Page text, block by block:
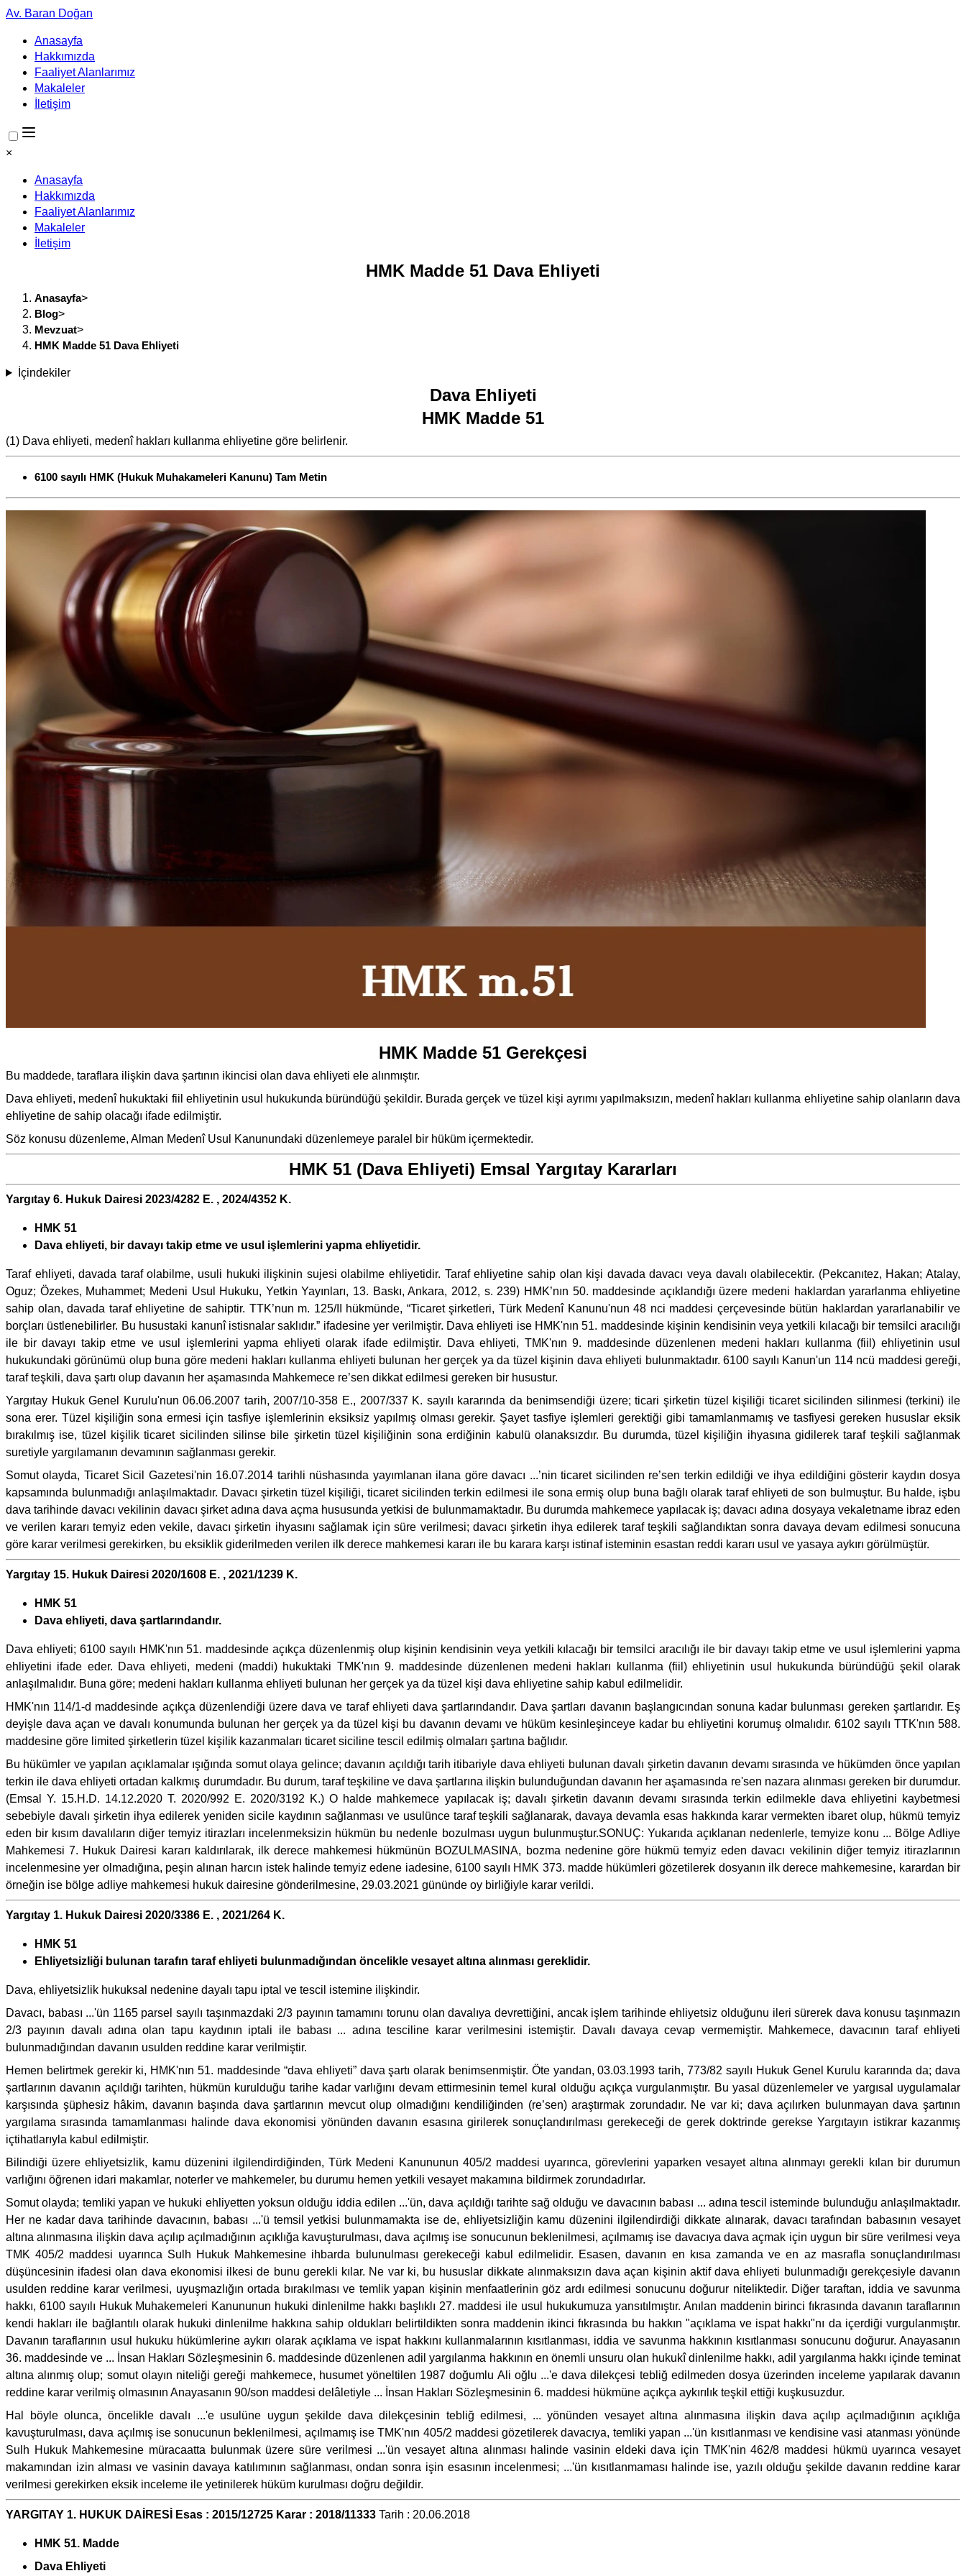
Av. Baran Doğan
Anasayfa
Hakkımızda
Faaliyet Alanlarımız
Makaleler
İletişim
×
Anasayfa
Hakkımızda
Faaliyet Alanlarımız
Makaleler
İletişim
HMK Madde 51 Dava Ehliyeti
Anasayfa>
Blog>
Mevzuat>
HMK Madde 51 Dava Ehliyeti
İçindekiler
Dava Ehliyeti
HMK Madde 51
(1) Dava ehliyeti, medenî hakları kullanma ehliyetine göre belirlenir.
6100 sayılı HMK (Hukuk Muhakameleri Kanunu) Tam Metin
HMK Madde 51 Gerekçesi
Bu maddede, taraflara ilişkin dava şartının ikincisi olan dava ehliyeti ele alınmıştır.
Dava ehliyeti, medenî hukuktaki fiil ehliyetinin usul hukukunda büründüğü şekildir. Burada gerçek ve tüzel kişi ayrımı yapılmaksızın, medenî hakları kullanma ehliyetine sahip olanların dava
ehliyetine de sahip olacağı ifade edilmiştir.
Söz konusu düzenleme, Alman Medenî Usul Kanunundaki düzenlemeye paralel bir hüküm içermektedir.
HMK 51 (Dava Ehliyeti) Emsal Yargıtay Kararları
Yargıtay 6. Hukuk Dairesi 2023/4282 E. , 2024/4352 K.
HMK 51
Dava ehliyeti, bir davayı takip etme ve usul işlemlerini yapma ehliyetidir.
Taraf ehliyeti, davada taraf olabilme, usuli hukuki ilişkinin sujesi olabilme ehliyetidir. Taraf ehliyetine sahip olan kişi davada davacı veya davalı olabilecektir. (Pekcanıtez, Hakan; Atalay,
Oguz; Özekes, Muhammet; Medeni Usul Hukuku, Yetkin Yayınları, 13. Baskı, Ankara, 2012, s. 239) HMK’nın 50. maddesinde açıklandığı üzere medeni haklardan yararlanma ehliyetine
sahip olan, davada taraf ehliyetine de sahiptir. TTK’nun m. 125/II hükmünde, “Ticaret şirketleri, Türk Medenî Kanunu'nun 48 nci maddesi çerçevesinde bütün haklardan yararlanabilir ve
borçları üstlenebilirler. Bu husustaki kanunî istisnalar saklıdır.” ifadesine yer verilmiştir. Dava ehliyeti ise HMK'nın 51. maddesinde kişinin kendisinin veya yetkili kılacağı bir temsilci aracılığı
ile bir davayı takip etme ve usul işlemlerini yapma ehliyeti olarak ifade edilmiştir. Dava ehliyeti, TMK'nın 9. maddesinde düzenlenen medeni hakları kullanma (fiil) ehliyetinin usul
hukukundaki görünümü olup buna göre medeni hakları kullanma ehliyeti bulunan her gerçek ya da tüzel kişinin dava ehliyeti bulunmaktadır. 6100 sayılı Kanun'un 114 ncü maddesi gereği,
taraf teşkili, dava şartı olup davanın her aşamasında Mahkemece re’sen dikkat edilmesi gereken bir husustur.
Yargıtay Hukuk Genel Kurulu'nun 06.06.2007 tarih, 2007/10-358 E., 2007/337 K. sayılı kararında da benimsendiği üzere; ticari şirketin tüzel kişiliği ticaret sicilinden silinmesi (terkini) ile
sona erer. Tüzel kişiliğin sona ermesi için tasfiye işlemlerinin eksiksiz yapılmış olması gerekir. Şayet tasfiye işlemleri gerektiği gibi tamamlanmamış ve tasfiyesi gereken hususlar eksik
bırakılmış ise, tüzel kişilik ticaret sicilinden silinse bile şirketin tüzel kişiliğinin sona erdiğinin kabulü olanaksızdır. Bu durumda, tüzel kişiliğin ihyasına gidilerek taraf teşkili sağlanmak
suretiyle yargılamanın devamının sağlanması gerekir.
Somut olayda, Ticaret Sicil Gazetesi'nin 16.07.2014 tarihli nüshasında yayımlanan ilana göre davacı ...’nin ticaret sicilinden re’sen terkin edildiği ve ihya edildiğini gösterir kaydın dosya
kapsamında bulunmadığı anlaşılmaktadır. Davacı şirketin tüzel kişiliği, ticaret sicilinden terkin edilmesi ile sona ermiş olup buna bağlı olarak taraf ehliyeti de son bulmuştur. Bu halde, işbu
dava tarihinde davacı vekilinin davacı şirket adına dava açma hususunda yetkisi de bulunmamaktadır. Bu durumda mahkemece yapılacak iş; davacı adına dosyaya vekaletname ibraz eden
ve verilen kararı temyiz eden vekile, davacı şirketin ihyasını sağlamak için süre verilmesi; davacı şirketin ihya edilerek taraf teşkili sağlandıktan sonra davaya devam edilmesi sonucuna
göre karar verilmesi gerekirken, bu eksiklik giderilmeden verilen ilk derece mahkemesi kararı ile bu karara karşı istinaf isteminin esastan reddi kararı usul ve yasaya aykırı görülmüştür.
Yargıtay 15. Hukuk Dairesi 2020/1608 E. , 2021/1239 K.
HMK 51
Dava ehliyeti, dava şartlarındandır.
Dava ehliyeti; 6100 sayılı HMK'nın 51. maddesinde açıkça düzenlenmiş olup kişinin kendisinin veya yetkili kılacağı bir temsilci aracılığı ile bir davayı takip etme ve usul işlemlerini yapma
ehliyetini ifade eder. Dava ehliyeti, medeni (maddi) hukuktaki TMK'nın 9. maddesinde düzenlenen medeni hakları kullanma (fiil) ehliyetinin usul hukukunda büründüğü şekil olarak
anlaşılmalıdır. Buna göre; medeni hakları kullanma ehliyeti bulunan her gerçek ya da tüzel kişi dava ehliyetine sahip kabul edilmelidir.
HMK'nın 114/1-d maddesinde açıkça düzenlendiği üzere dava ve taraf ehliyeti dava şartlarındandır. Dava şartları davanın başlangıcından sonuna kadar bulunması gereken şartlarıdır. Eş
deyişle dava açan ve davalı konumunda bulunan her gerçek ya da tüzel kişi bu davanın devamı ve hüküm kesinleşinceye kadar bu ehliyetini korumuş olmalıdır. 6102 sayılı TTK'nın 588.
maddesine göre limited şirketlerin tüzel kişilik kazanmaları ticaret siciline tescil edilmiş olmaları şartına bağlıdır.
Bu hükümler ve yapılan açıklamalar ışığında somut olaya gelince; davanın açıldığı tarih itibariyle dava ehliyeti bulunan davalı şirketin davanın devamı sırasında ve hükümden önce yapılan
terkin ile dava ehliyeti ortadan kalkmış durumdadır. Bu durum, taraf teşkiline ve dava şartlarına ilişkin bulunduğundan davanın her aşamasında re'sen nazara alınması gereken bir durumdur.
(Emsal Y. 15.H.D. 14.12.2020 T. 2020/992 E. 2020/3192 K.) O halde mahkemece yapılacak iş; davalı şirketin davanın devamı sırasında terkin edilmekle dava ehliyetini kaybetmesi
sebebiyle davalı şirketin ihya edilerek yeniden sicile kaydının sağlanması ve usulünce taraf teşkili sağlanarak, davaya devamla esas hakkında karar vermekten ibaret olup, hükmü temyiz
eden bir kısım davalıların diğer temyiz itirazları incelenmeksizin hükmün bu nedenle bozulması uygun bulunmuştur.SONUÇ: Yukarıda açıklanan nedenlerle, temyize konu ... Bölge Adliye
Mahkemesi 7. Hukuk Dairesi kararı kaldırılarak, ilk derece mahkemesi hükmünün BOZULMASINA, bozma nedenine göre hükmü temyiz eden davacı vekilinin diğer temyiz itirazlarının
incelenmesine yer olmadığına, peşin alınan harcın istek halinde temyiz edene iadesine, 6100 sayılı HMK 373. madde hükümleri gözetilerek dosyanın ilk derece mahkemesine, karardan bir
örneğin ise bölge adliye mahkemesi hukuk dairesine gönderilmesine, 29.03.2021 gününde oy birliğiyle karar verildi.
Yargıtay 1. Hukuk Dairesi 2020/3386 E. , 2021/264 K.
HMK 51
Ehliyetsizliği bulunan tarafın taraf ehliyeti bulunmadığından öncelikle vesayet altına alınması gereklidir.
Dava, ehliyetsizlik hukuksal nedenine dayalı tapu iptal ve tescil istemine ilişkindir.
Davacı, babası ...'ün 1165 parsel sayılı taşınmazdaki 2/3 payının tamamını torunu olan davalıya devrettiğini, ancak işlem tarihinde ehliyetsiz olduğunu ileri sürerek dava konusu taşınmazın
2/3 payının davalı adına olan tapu kaydının iptali ile babası ... adına tesciline karar verilmesini istemiştir. Davalı davaya cevap vermemiştir. Mahkemece, davacının taraf ehliyeti
bulunmadığından davanın usulden reddine karar verilmiştir.
Hemen belirtmek gerekir ki, HMK'nın 51. maddesinde “dava ehliyeti” dava şartı olarak benimsenmiştir. Öte yandan, 03.03.1993 tarih, 773/82 sayılı Hukuk Genel Kurulu kararında da; dava
şartlarının davanın açıldığı tarihten, hükmün kurulduğu tarihe kadar varlığını devam ettirmesinin temel kural olduğu açıkça vurgulanmıştır. Bu yasal düzenlemeler ve yargısal uygulamalar
karşısında şüphesiz hâkim, davanın başında dava şartlarının mevcut olup olmadığını kendiliğinden (re’sen) araştırmak zorundadır. Ne var ki; dava açılırken bulunmayan dava şartının
yargılama sırasında tamamlanması halinde dava ekonomisi yönünden davanın esasına girilerek sonuçlandırılması gerekeceği de gerek doktrinde gerekse Yargıtayın istikrar kazanmış
içtihatlarıyla kabul edilmiştir.
Bilindiği üzere ehliyetsizlik, kamu düzenini ilgilendirdiğinden, Türk Medeni Kanununun 405/2 maddesi uyarınca, görevlerini yaparken vesayet altına alınmayı gerekli kılan bir durumun
varlığını öğrenen idari makamlar, noterler ve mahkemeler, bu durumu hemen yetkili vesayet makamına bildirmek zorundadırlar.
Somut olayda; temliki yapan ve hukuki ehliyetten yoksun olduğu iddia edilen ...'ün, dava açıldığı tarihte sağ olduğu ve davacının babası ... adına tescil isteminde bulunduğu anlaşılmaktadır.
Her ne kadar dava tarihinde davacının, babası ...'ü temsil yetkisi bulunmamakta ise de, ehliyetsizliğin kamu düzenini ilgilendirdiği dikkate alınarak, davacı tarafından babasının vesayet
altına alınmasına ilişkin dava açılıp açılmadığının açıklığa kavuşturulması, dava açılmış ise sonucunun beklenilmesi, açılmamış ise davacıya dava açmak için uygun bir süre verilmesi veya
TMK 405/2 maddesi uyarınca Sulh Hukuk Mahkemesine ihbarda bulunulması gerekeceği kabul edilmelidir. Esasen, davanın en kısa zamanda ve en az masrafla sonuçlandırılması
düşüncesinin ifadesi olan dava ekonomisi ilkesi de bunu gerekli kılar. Ne var ki, bu hususlar dikkate alınmaksızın dava açan kişinin aktif dava ehliyeti bulunmadığı gerekçesiyle davanın
usulden reddine karar verilmesi, uyuşmazlığın ortada bırakılması ve temlik yapan kişinin menfaatlerinin göz ardı edilmesi sonucunu doğurur niteliktedir. Diğer taraftan, iddia ve savunma
hakkı, 6100 sayılı Hukuk Muhakemeleri Kanununun hukuki dinlenilme hakkı başlıklı 27. maddesi ile usul hukukumuza yansıtılmıştır. Anılan maddenin birinci fıkrasında davanın taraflarının
kendi hakları ile bağlantılı olarak hukuki dinlenilme hakkına sahip oldukları belirtildikten sonra maddenin ikinci fıkrasında bu hakkın "açıklama ve ispat hakkı"nı da içerdiği vurgulanmıştır.
Davanın taraflarının usul hukuku hükümlerine aykırı olarak açıklama ve ispat hakkını kullanmalarının kısıtlanması, iddia ve savunma hakkının kısıtlanması sonucunu doğurur. Anayasanın
36. maddesinde ve ... İnsan Hakları Sözleşmesinin 6. maddesinde düzenlenen adil yargılanma hakkının en önemli unsuru olan hukukî dinlenilme hakkı, adil yargılanma hakkı içinde teminat
altına alınmış olup; somut olayın niteliği gereği mahkemece, husumet yöneltilen 1987 doğumlu Ali oğlu ...'e dava dilekçesi tebliğ edilmeden dosya üzerinden inceleme yapılarak davanın
reddine karar verilmiş olmasının Anayasanın 90/son maddesi delâletiyle ... İnsan Hakları Sözleşmesinin 6. maddesi hükmüne açıkça aykırılık teşkil ettiği kuşkusuzdur.
Hal böyle olunca, öncelikle davalı ...'e usulüne uygun şekilde dava dilekçesinin tebliğ edilmesi, ... yönünden vesayet altına alınmasına ilişkin dava açılıp açılmadığının açıklığa
kavuşturulması, dava açılmış ise sonucunun beklenilmesi, açılmamış ise TMK'nın 405/2 maddesi gözetilerek davacıya, temliki yapan ...'ün kısıtlanması ve kendisine vasi atanması yönünde
Sulh Hukuk Mahkemesine müracaatta bulunmak üzere süre verilmesi ...'ün vesayet altına alınması halinde vasinin eldeki dava için TMK'nin 462/8 maddesi hükmü uyarınca vesayet
makamından izin alması ve vasinin davaya katılımının sağlanması, ondan sonra işin esasının incelenmesi; ...'ün kısıtlanmaması halinde ise, yazılı olduğu şekilde davanın reddine karar
verilmesi gerekirken eksik inceleme ile yetinilerek hüküm kurulması doğru değildir.
YARGITAY 1. HUKUK DAİRESİ Esas : 2015/12725 Karar : 2018/11333 Tarih : 20.06.2018
HMK 51. Madde
Dava Ehliyeti